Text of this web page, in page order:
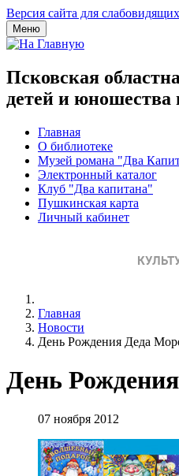
Версия сайта для слабовидящих
Меню
Псковская
детей и
Главная
О библиотеке
Музей романа "Два
Электронный каталог
Клуб "Два капитана"
Пушкинская карта
Личный кабинет
Главная
Новости
День Рождения Деда
День
07 ноября 2012